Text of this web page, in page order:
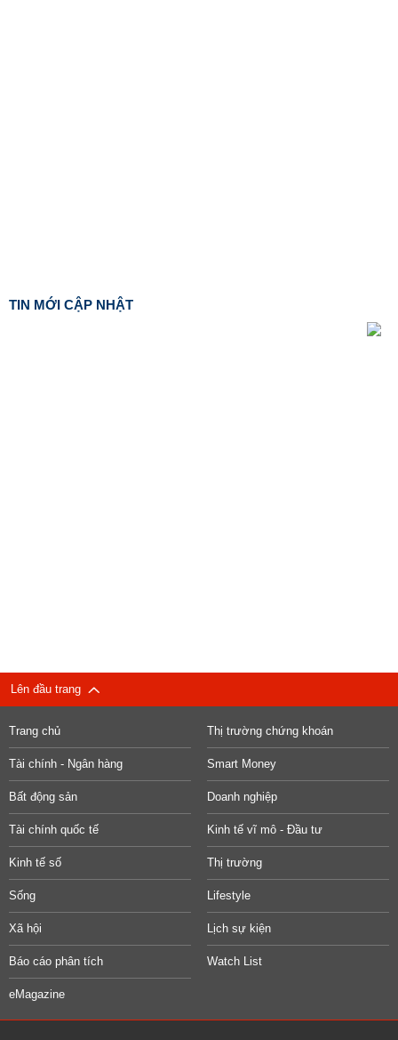
TIN MỚI CẬP NHẬT
Lên đầu trang
Trang chủ Thị trường chứng khoán
Tài chính - Ngân hàng Smart Money
Bất động sản Doanh nghiệp
Tài chính quốc tế Kinh tế vĩ mô - Đầu tư
Kinh tế số Thị trường
Sống Lifestyle
Xã hội Lịch sự kiện
Báo cáo phân tích Watch List
eMagazine